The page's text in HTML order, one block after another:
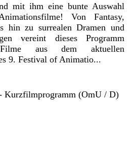
mit ihm eine bunte Auswahl
Von Fantasy,
hin zu surrealen Dramen und
vereint dieses Programm
aus dem aktuellen
9. Festival of Animatio...